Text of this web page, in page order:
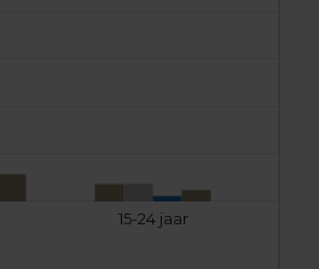
15-24 jaar